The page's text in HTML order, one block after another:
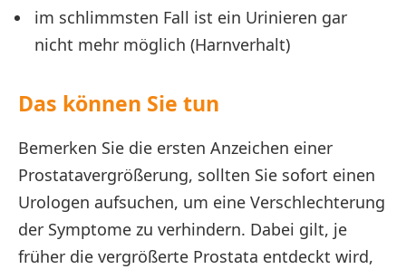
im schlimmsten Fall ist ein Urinieren gar
nicht mehr möglich (Harnverhalt)
Das können Sie tun
Bemerken Sie die ersten Anzeichen einer
Prostatavergrößerung, sollten Sie sofort einen
Urologen aufsuchen, um eine Verschlechterung
der Symptome zu verhindern. Dabei gilt, je
früher die vergrößerte Prostata entdeckt wird,